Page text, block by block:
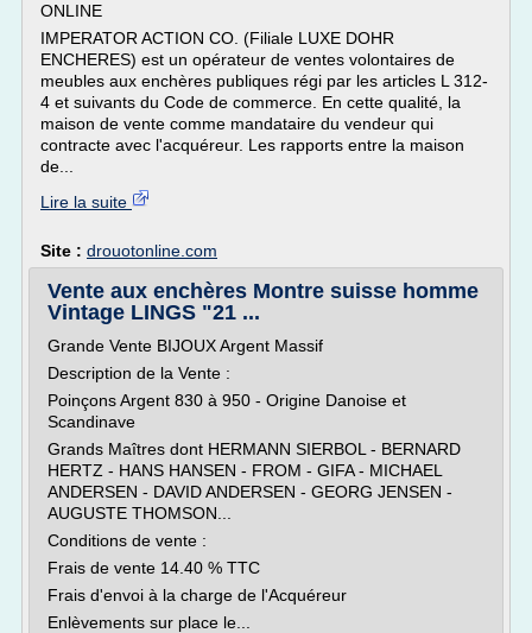
ONLINE
IMPERATOR ACTION CO. (Filiale LUXE DOHR
ENCHERES) est un opérateur de ventes volontaires de
meubles aux enchères publiques régi par les articles L 312-
4 et suivants du Code de commerce. En cette qualité, la
maison de vente comme mandataire du vendeur qui
contracte avec l'acquéreur. Les rapports entre la maison
de...
Lire la suite
Site : drouotonline.com
Vente aux enchères Montre suisse homme
Vintage LINGS "21 ...
Grande Vente BIJOUX Argent Massif
Description de la Vente :
Poinçons Argent 830 à 950 - Origine Danoise et
Scandinave
Grands Maîtres dont HERMANN SIERBOL - BERNARD
HERTZ - HANS HANSEN - FROM - GIFA - MICHAEL
ANDERSEN - DAVID ANDERSEN - GEORG JENSEN -
AUGUSTE THOMSON...
Conditions de vente :
Frais de vente 14.40 % TTC
Frais d'envoi à la charge de l'Acquéreur
Enlèvements sur place le...